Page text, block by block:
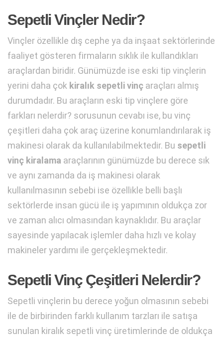
Sepetli Vinçler Nedir?
Vinçler özellikle dış cephe ya da inşaat sektörlerinde
faaliyet gösteren firmaların sıklık ile kullandıkları
araçlardan biridir. Günümüzde ise eski tip vinçlerin
yerini daha çok kiralık sepetli vinç araçları almış
durumdadır. Bu araçların eski tip vinçlere göre
farkları nelerdir? sorusunun cevabı ise, bu vinç
çeşitleri daha çok araç üzerine konumlandırılarak iş
makinesi olarak da kullanılabilmektedir. Bu sepetli
vinç kiralama araçlarının günümüzde bu derece sık
ve aynı zamanda da iş makinesi olarak
kullanılmasının sebebi ise özellikle belli başlı
sektörlerde insan gücü ile iş yapımının oldukça zor
ve zaman alıcı olmasından kaynaklıdır. Bu araçlar
sayesinde yapılacak işlemler daha hızlı ve kolay
makineler yardımı ile gerçekleşmektedir.
Sepetli Vinç Çeşitleri Nelerdir?
Sepetli vinçlerin bu derece yoğun olmasının sebebi
ile de birbirinden farklı kullanım tarzları ile satışa
sunulan kiralık sepetli vinç üretimlerinde de oldukça